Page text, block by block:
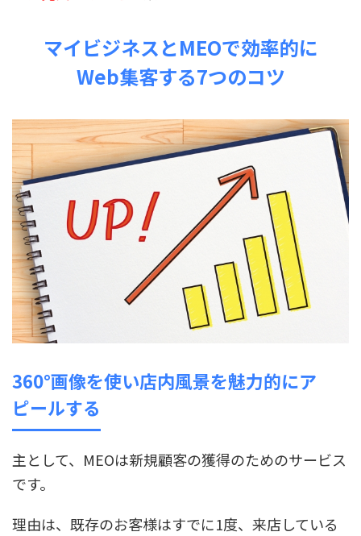
マイビジネスとMEOで効率的に
Web集客する7つのコツ
360°画像を使い店内風景を魅力的にア
ピールする
主として、MEOは新規顧客の獲得のためのサービス
です。
理由は、既存のお客様はすでに1度、来店している